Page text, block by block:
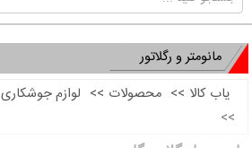
مانومتر و رگلاتور
یاب کالا >> محصولات >> لوازم جوشکاری
>>